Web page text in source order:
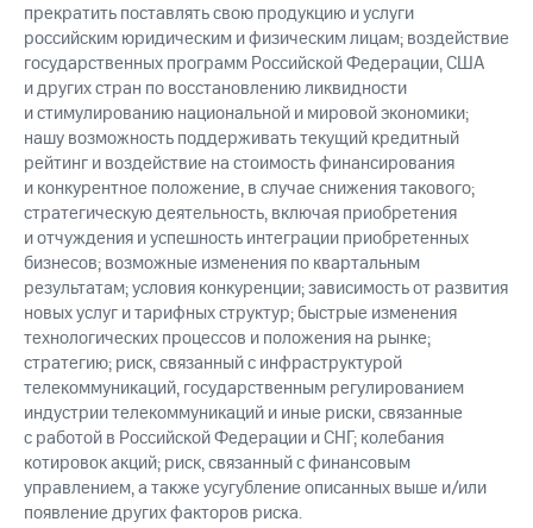
прекратить поставлять свою продукцию и услуги
российским юридическим и физическим лицам; воздействие
государственных программ Российской Федерации, США
и других стран по восстановлению ликвидности
и стимулированию национальной и мировой экономики;
нашу возможность поддерживать текущий кредитный
рейтинг и воздействие на стоимость финансирования
и конкурентное положение, в случае снижения такового;
стратегическую деятельность, включая приобретения
и отчуждения и успешность интеграции приобретенных
бизнесов; возможные изменения по квартальным
результатам; условия конкуренции; зависимость от развития
новых услуг и тарифных структур; быстрые изменения
технологических процессов и положения на рынке;
стратегию; риск, связанный с инфраструктурой
телекоммуникаций, государственным регулированием
индустрии телекоммуникаций и иные риски, связанные
с работой в Российской Федерации и СНГ; колебания
котировок акций; риск, связанный с финансовым
управлением, а также усугубление описанных выше и/или
появление других факторов риска.